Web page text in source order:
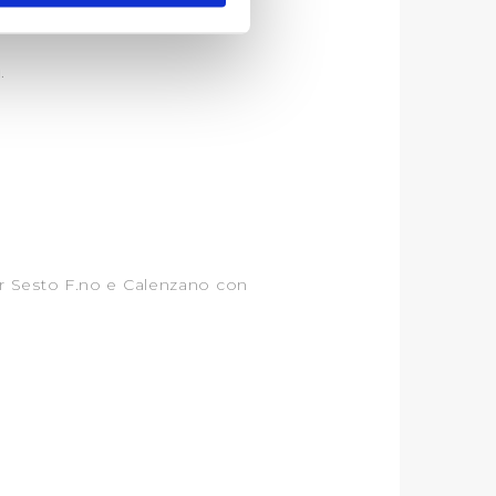
di base quali la
dall’Utente e con i
sul nostro sito web,
informazioni sul
che l’Utente ha fornito
le finalità sopra indicate.
i singoli cookie
F.no e Calenzano con